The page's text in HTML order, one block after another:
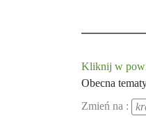
Kliknij w
Obecna
Zmień na :